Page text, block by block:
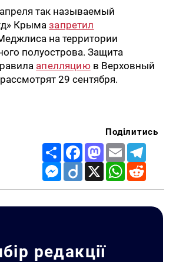
так называемый
Крымазапретил
на территории
полуострова. Защита
апелляциюв Верховный
29 сентября.
Поділитись
Share FacebookMastodon
Email
Messenger
Diigo X WhatsApp
редакції